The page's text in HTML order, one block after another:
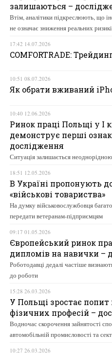
залишаються –
Втім, аналітики підкреслюють, що
не означає зниження реальних
17:42 14.07.2026
COMFORTRADE:
10:51 08.07.2026
Як обрати вживаний
10:40 12.06.2026
Ринок праці Польщі у І
демонструє перші
дослідження
Ситуація залишається
18:51 12.05.2026
В Україні пропонують
«військові товариства»
На думку військовослужбовця
передати ветеранам-підприємцям
09:17 01.05.2026
Європейський ринок
дипломів на навички –
Роботодавці дедалі частіше
до роботи
15:28 26.03.2026
У Польщі зростає попит
фізичних професій –
Водночас скорочення зайнятості
автомобільній промисловості та
10:27 26.03.2026